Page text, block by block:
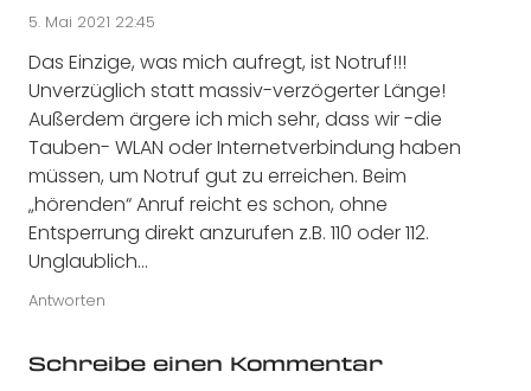
5. Mai 2021 22:45
Das Einzige, was mich aufregt, ist Notruf!!!
Unverzüglich statt massiv-verzögerter Länge!
Außerdem ärgere ich mich sehr, dass wir -die
Tauben- WLAN oder Internetverbindung haben
müssen, um Notruf gut zu erreichen. Beim
„hörenden“ Anruf reicht es schon, ohne
Entsperrung direkt anzurufen z.B. 110 oder 112.
Unglaublich…
Antworten
Schreibe einen Kommentar